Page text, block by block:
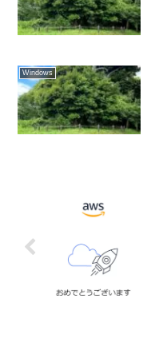
Windows